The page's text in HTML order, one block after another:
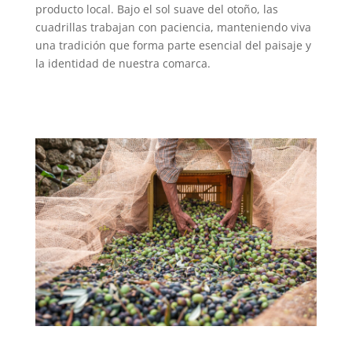
producto local. Bajo el sol suave del otoño, las
cuadrillas trabajan con paciencia, manteniendo viva
una tradición que forma parte esencial del paisaje y
la identidad de nuestra comarca.